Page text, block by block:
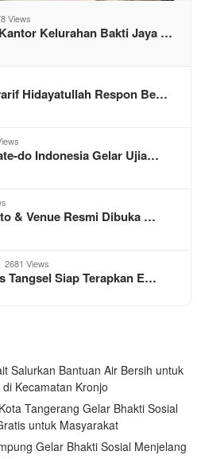
Views
Kelurahan Bakti Jaya …
Hidayatullah Respon Be…
do Indonesia Gelar Ujia…
& Venue Resmi Dibuka …
2681 Views
Tangsel Siap Terapkan E…
Salurkan Bantuan Air Bersih untuk
Kecamatan Kronjo
Tangerang Gelar Bhakti Sosial
untuk Masyarakat
Gelar Bhakti Sosial Menjelang